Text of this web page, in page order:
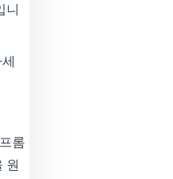
니
롬
원